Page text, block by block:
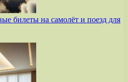
билеты на самолёт и поезд для